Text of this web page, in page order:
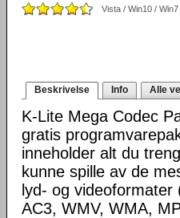
Vista / Win10 /
Beskrivelse Info Alle
K-Lite Mega Codec
gratis
inneholder alt du
kunne spille av de
lyd- og videoformater
AC3, WMV, WMA,